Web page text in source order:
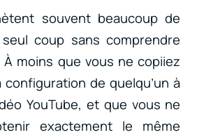
souvent beaucoup de
seul coup sans comprendre
moins que vous ne copiiez
de quelqu’un à
YouTube, et que vous ne
exactement le même